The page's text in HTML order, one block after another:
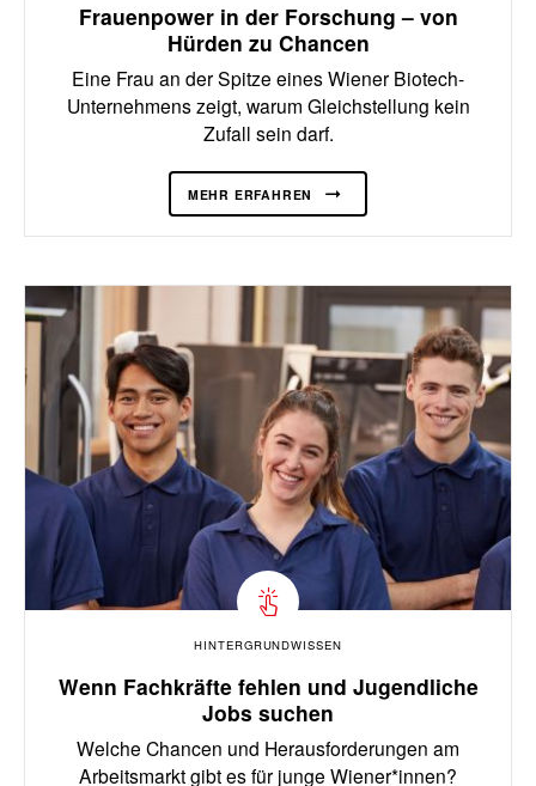
Frauenpower in der Forschung – von
Hürden zu Chancen
Eine Frau an der Spitze eines Wiener Biotech-
Unternehmens zeigt, warum Gleichstellung kein
Zufall sein darf.
MEHR ERFAHREN
HINTERGRUNDWISSEN
Wenn Fachkräfte fehlen und Jugendliche
Jobs suchen
Welche Chancen und Herausforderungen am
Arbeitsmarkt gibt es für junge Wiener*innen?